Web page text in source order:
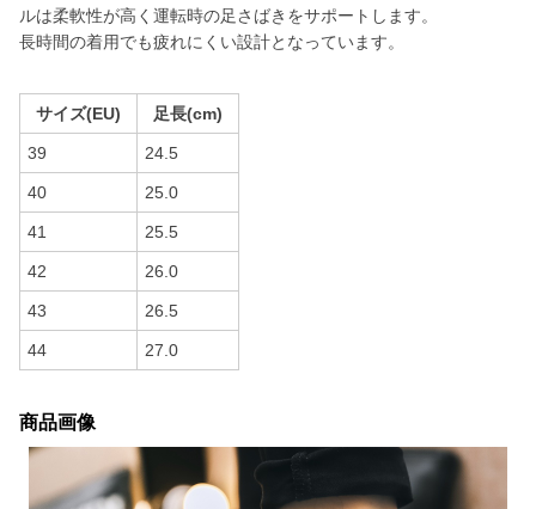
ルは柔軟性が高く運転時の足さばきをサポートします。
長時間の着用でも疲れにくい設計となっています。
サイズ(EU) 足長(cm)
39 24.5
40 25.0
41 25.5
42 26.0
43 26.5
44 27.0
商品画像